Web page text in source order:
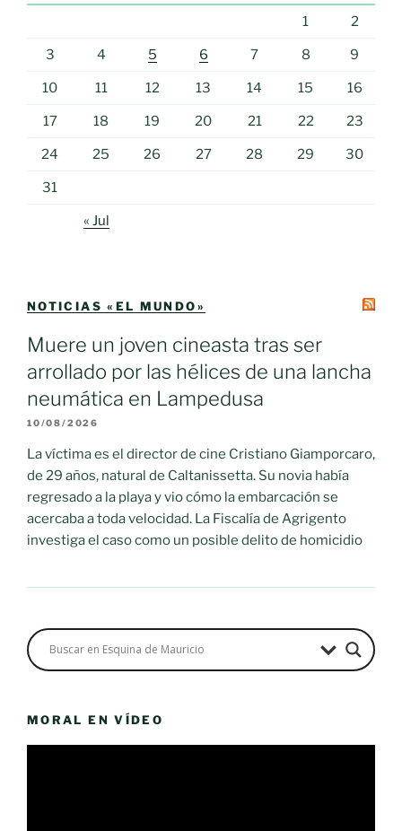
1 2
3 4 5 6 7 8 9
10 11 12 13 14 15 16
17 18 19 20 21 22 23
24 25 26 27 28 29 30
31
« Jul
NOTICIAS «EL MUNDO»
Muere un joven cineasta tras ser
arrollado por las hélices de una lancha
neumática en Lampedusa
10/08/2026
La víctima es el director de cine Cristiano Giamporcaro,
de 29 años, natural de Caltanissetta. Su novia había
regresado a la playa y vio cómo la embarcación se
acercaba a toda velocidad. La Fiscalía de Agrigento
investiga el caso como un posible delito de homicidio
MORAL EN VÍDEO